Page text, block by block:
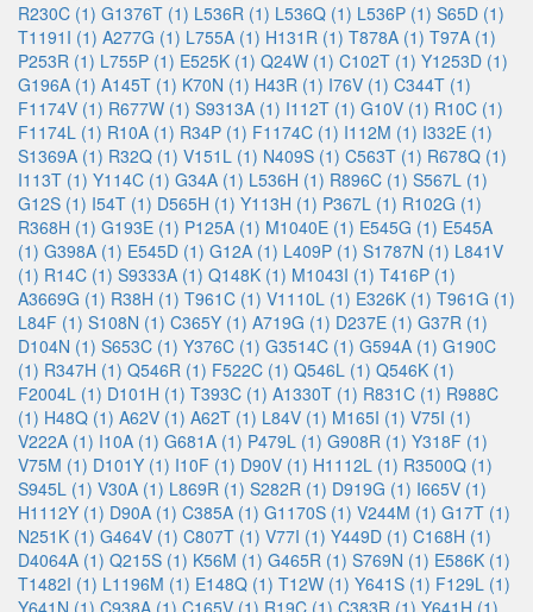
R230C (1) G1376T (1) L536R (1) L536Q (1) L536P (1) S65D (1)
T1191I (1) A277G (1) L755A (1) H131R (1) T878A (1) T97A (1)
P253R (1) L755P (1) E525K (1) Q24W (1) C102T (1) Y1253D (1)
G196A (1) A145T (1) K70N (1) H43R (1) I76V (1) C344T (1)
F1174V (1) R677W (1) S9313A (1) I112T (1) G10V (1) R10C (1)
F1174L (1) R10A (1) R34P (1) F1174C (1) I112M (1) I332E (1)
S1369A (1) R32Q (1) V151L (1) N409S (1) C563T (1) R678Q (1)
I113T (1) Y114C (1) G34A (1) L536H (1) R896C (1) S567L (1)
G12S (1) I54T (1) D565H (1) Y113H (1) P367L (1) R102G (1)
R368H (1) G193E (1) P125A (1) M1040E (1) E545G (1) E545A
(1) G398A (1) E545D (1) G12A (1) L409P (1) S1787N (1) L841V
(1) R14C (1) S9333A (1) Q148K (1) M1043I (1) T416P (1)
A3669G (1) R38H (1) T961C (1) V1110L (1) E326K (1) T961G (1)
L84F (1) S108N (1) C365Y (1) A719G (1) D237E (1) G37R (1)
D104N (1) S653C (1) Y376C (1) G3514C (1) G594A (1) G190C
(1) R347H (1) Q546R (1) F522C (1) Q546L (1) Q546K (1)
F2004L (1) D101H (1) T393C (1) A1330T (1) R831C (1) R988C
(1) H48Q (1) A62V (1) A62T (1) L84V (1) M165I (1) V75I (1)
V222A (1) I10A (1) G681A (1) P479L (1) G908R (1) Y318F (1)
V75M (1) D101Y (1) I10F (1) D90V (1) H1112L (1) R3500Q (1)
S945L (1) V30A (1) L869R (1) S282R (1) D919G (1) I665V (1)
H1112Y (1) D90A (1) C385A (1) G1170S (1) V244M (1) G17T (1)
N251K (1) G464V (1) C807T (1) V77I (1) Y449D (1) C168H (1)
D4064A (1) Q215S (1) K56M (1) G465R (1) S769N (1) E586K (1)
T1482I (1) L1196M (1) E148Q (1) T12W (1) Y641S (1) F129L (1)
Y641N (1) C938A (1) C165V (1) R19C (1) C383R (1) Y641H (1)